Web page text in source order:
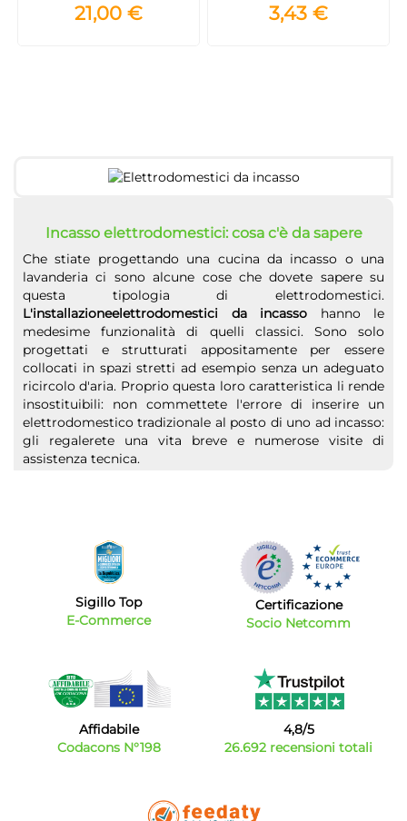
21,00 € 3,43 €
Incasso elettrodomestici: cosa c'è da sapere
Che stiate progettando una cucina da incasso o una
lavanderia ci sono alcune cose che dovete sapere su
questa tipologia di elettrodomestici.
L'installazioneelettrodomestici da incasso hanno le
medesime funzionalità di quelli classici. Sono solo
progettati e strutturati appositamente per essere
collocati in spazi stretti ad esempio senza un adeguato
ricircolo d'aria. Proprio questa loro caratteristica li rende
insostituibili: non commettete l'errore di inserire un
elettrodomestico tradizionale al posto di uno ad incasso:
gli regalerete una vita breve e numerose visite di
assistenza tecnica.
Ariston sono solo alcuni dei
marchi top di gamma che
propongono elettrodomestici da incasso di vario genere
e tipologia. Nel nostro catalogo troverete piani cottura,
forni, lavelli e accessori. Ricordatevi sempre di valutare
ogni singola caratteristica del prodotto scelto e
catalogo è in continuo aggiornamento per offrivi il
meglio delle ultime novità a prezzi incredibilmente
elettrodomestici da incasso online.
Sigillo Top
E-Commerce
Certificazione
Socio Netcomm
Affidabile
Codacons N°198
4,8/5
26.692 recensioni totali